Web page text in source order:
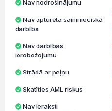
Nav nodrošinājumu
darbība
ierobežojumu
Strādā ar peļņu
Skatīties AML riskus